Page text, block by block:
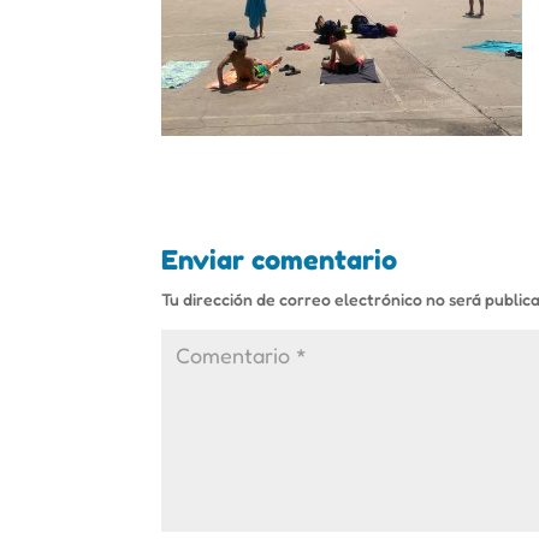
Enviar comentario
Tu dirección de correo electrónico no será